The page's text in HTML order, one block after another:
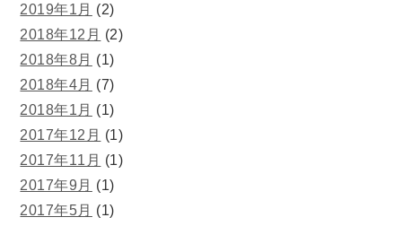
2019年1月 (2)
2018年12月 (2)
2018年8月 (1)
2018年4月 (7)
2018年1月 (1)
2017年12月 (1)
2017年11月 (1)
2017年9月 (1)
2017年5月 (1)